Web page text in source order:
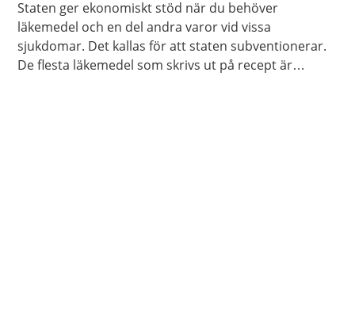
Staten ger ekonomiskt stöd när du behöver
läkemedel och en del andra varor vid vissa
sjukdomar. Det kallas för att staten subventionerar.
De flesta läkemedel som skrivs ut på recept är